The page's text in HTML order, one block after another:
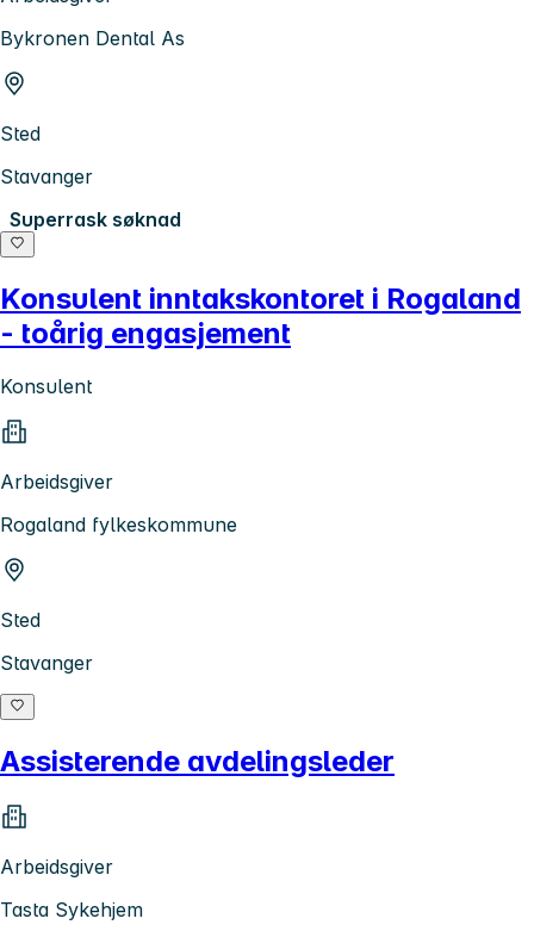
Bykronen Dental As
Sted
Stavanger
Superrask søknad
Konsulent inntakskontoret i Rogaland
- toårig engasjement
Konsulent
Arbeidsgiver
Rogaland fylkeskommune
Sted
Stavanger
Assisterende avdelingsleder
Arbeidsgiver
Tasta Sykehjem